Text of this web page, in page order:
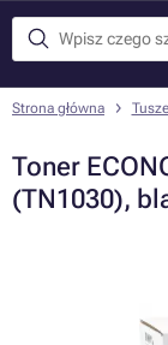
Strona główna
Toner
(TN1030),